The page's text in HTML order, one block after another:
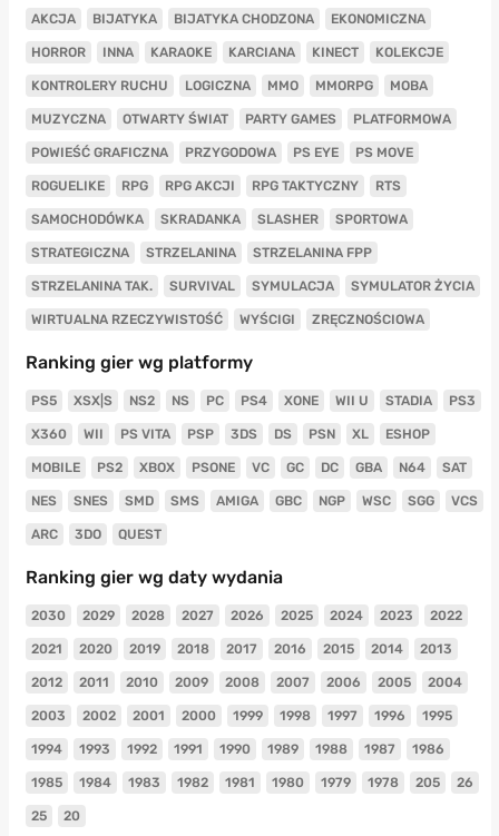
AKCJA BIJATYKA BIJATYKA CHODZONA EKONOMICZNA
HORROR INNA KARAOKE KARCIANA KINECT KOLEKCJE
KONTROLERY RUCHU LOGICZNA MMO MMORPG MOBA
MUZYCZNA OTWARTY ŚWIAT PARTY GAMES PLATFORMOWA
POWIEŚĆ GRAFICZNA PRZYGODOWA PS EYE PS MOVE
ROGUELIKE RPG RPG AKCJI RPG TAKTYCZNY RTS
SAMOCHODÓWKA SKRADANKA SLASHER SPORTOWA
STRATEGICZNA STRZELANINA STRZELANINA FPP
STRZELANINA TAK. SURVIVAL SYMULACJA SYMULATOR ŻYCIA
WIRTUALNA RZECZYWISTOŚĆ WYŚCIGI ZRĘCZNOŚCIOWA
Ranking gier wg platformy
PS5 XSX|S NS2 NS PC PS4 XONE WII U STADIA PS3
X360 WII PS VITA PSP 3DS DS PSN XL ESHOP
MOBILE PS2 XBOX PSONE VC GC DC GBA N64 SAT
NES SNES SMD SMS AMIGA GBC NGP WSC SGG VCS
ARC 3DO QUEST
Ranking gier wg daty wydania
2030 2029 2028 2027 2026 2025 2024 2023 2022
2021 2020 2019 2018 2017 2016 2015 2014 2013
2012 2011 2010 2009 2008 2007 2006 2005 2004
2003 2002 2001 2000 1999 1998 1997 1996 1995
1994 1993 1992 1991 1990 1989 1988 1987 1986
1985 1984 1983 1982 1981 1980 1979 1978 205 26
25 20